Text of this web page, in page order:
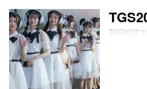
TGS2022